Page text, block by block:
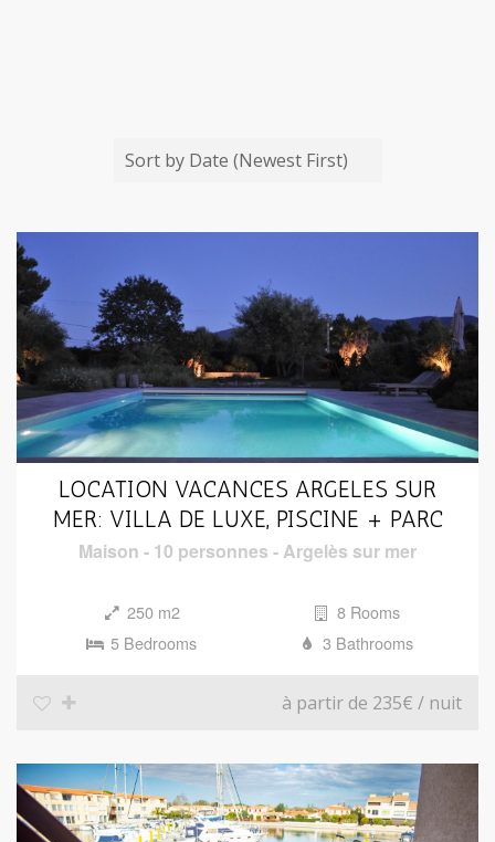
Private Pool
LOCATION VACANCES ARGELES SUR
MER: VILLA DE LUXE, PISCINE + PARC
Maison - 10 personnes - Argelès sur mer
250 m2
8 Rooms
5 Bedrooms
3 Bathrooms
à partir de 235€ / nuit